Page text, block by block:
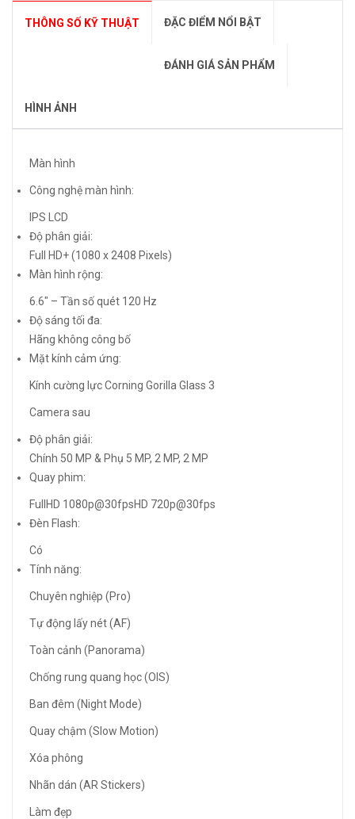
THÔNG SỐ KỸ THUẬT ĐẶC ĐIỂM NỔI BẬT
ĐÁNH GIÁ SẢN PHẨM
HÌNH ẢNH
Màn hình
Công nghệ màn hình:
IPS LCD
Độ phân giải:
Full HD+ (1080 x 2408 Pixels)
Màn hình rộng:
6.6″ – Tần số quét 120 Hz
Độ sáng tối đa:
Hãng không công bố
Mặt kính cảm ứng:
Kính cường lực Corning Gorilla Glass 3
Camera sau
Độ phân giải:
Chính 50 MP & Phụ 5 MP, 2 MP, 2 MP
Quay phim:
FullHD 1080p@30fpsHD 720p@30fps
Đèn Flash:
Có
Tính năng:
Chuyên nghiệp (Pro)
Tự động lấy nét (AF)
Toàn cảnh (Panorama)
Chống rung quang học (OIS)
Ban đêm (Night Mode)
Quay chậm (Slow Motion)
Xóa phông
Nhãn dán (AR Stickers)
Làm đẹp